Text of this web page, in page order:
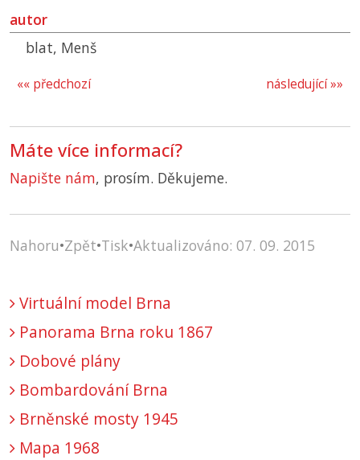
autor
blat, Menš
následující »»
«« předchozí
Máte více informací?
Napište nám, prosím. Děkujeme.
Nahoru•Zpět•Tisk•Aktualizováno: 07. 09. 2015
Virtuální model Brna
Panorama Brna roku 1867
Dobové plány
Bombardování Brna
Brněnské mosty 1945
Mapa 1968